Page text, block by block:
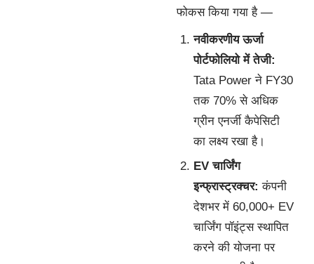
फोकस किया गया है —
नवीकरणीय ऊर्जा
पोर्टफोलियो में तेजी:
Tata Power ने FY30
तक 70% से अधिक
ग्रीन एनर्जी कैपेसिटी
का लक्ष्य रखा है।
EV चार्जिंग
इन्फ्रास्ट्रक्चर: कंपनी
देशभर में 60,000+ EV
चार्जिंग पॉइंट्स स्थापित
करने की योजना पर